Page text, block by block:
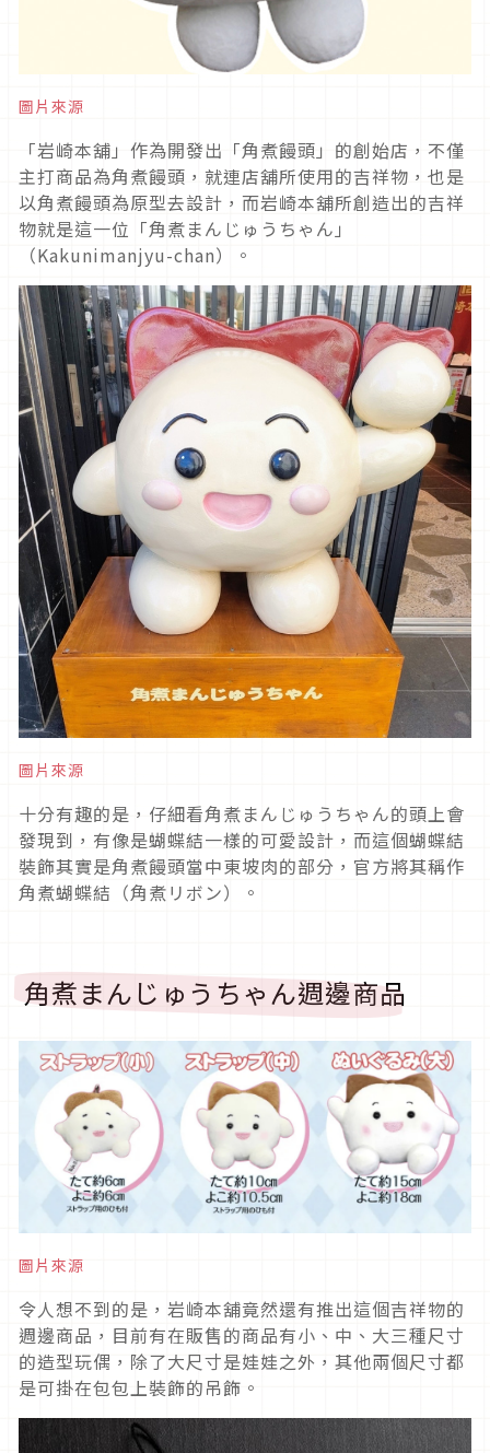
圖片來源
「岩崎本舖」作為開發出「角煮饅頭」的創始店，不僅
主打商品為角煮饅頭，就連店舖所使用的吉祥物，也是
以角煮饅頭為原型去設計，而岩崎本舖所創造出的吉祥
物就是這一位「角煮まんじゅうちゃん」
（Kakunimanjyu-chan）。
圖片來源
十分有趣的是，仔細看角煮まんじゅうちゃん的頭上會
發現到，有像是蝴蝶結一樣的可愛設計，而這個蝴蝶結
裝飾其實是角煮饅頭當中東坡肉的部分，官方將其稱作
角煮蝴蝶結（角煮リボン）。
角煮まんじゅうちゃん週邊商品
圖片來源
令人想不到的是，岩崎本舖竟然還有推出這個吉祥物的
週邊商品，目前有在販售的商品有小、中、大三種尺寸
的造型玩偶，除了大尺寸是娃娃之外，其他兩個尺寸都
是可掛在包包上裝飾的吊飾。